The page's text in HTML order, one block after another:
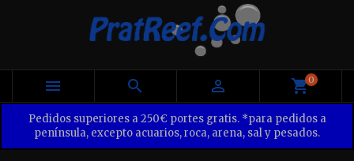
   0
Pedidos superiores a 250€ portes gratis. *para pedidos a
península, excepto acuarios, roca, arena, sal y pesados.